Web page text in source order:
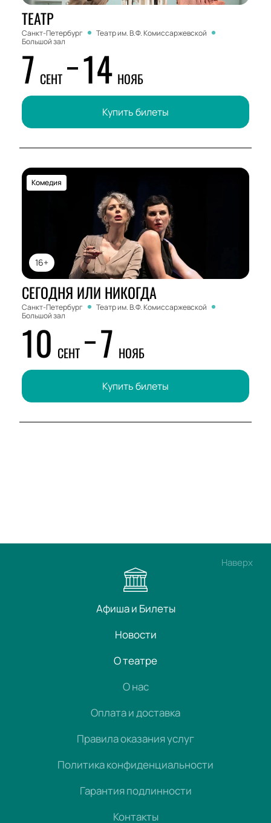
ТЕАТР
Санкт-Петербург
Театр им. В.Ф. Комиссаржевской
Большой зал
7 СЕНТ 14 НОЯБ
Купить билеты
16+
Комедия
СЕГОДНЯ ИЛИ НИКОГДА
Санкт-Петербург
Театр им. В.Ф. Комиссаржевской
Большой зал
10 СЕНТ 7 НОЯБ
Купить билеты
Наверх
Афиша и Билеты
Новости
О театре
О нас
Оплата и доставка
Правила оказания услуг
Политика конфиденциальности
Гарантия подлинности
Контакты